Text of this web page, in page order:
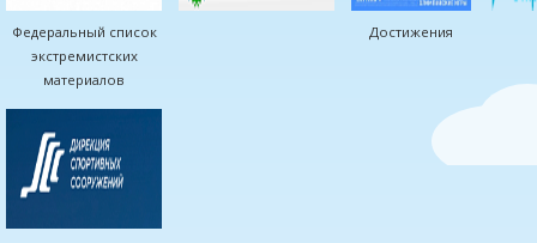
Федеральный список
экстремистских
материалов
Достижения